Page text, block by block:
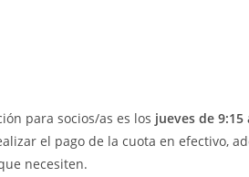
para socios/as es los jueves de 9:15
el pago de la cuota en efectivo,
necesiten.